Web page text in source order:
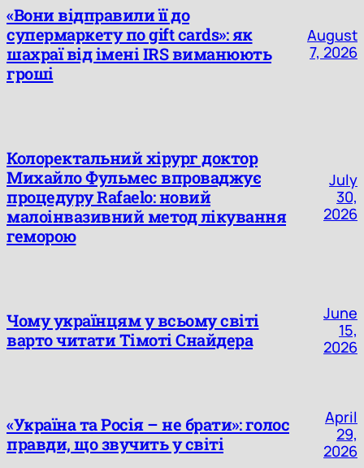
«Вони відправили її до
супермаркету по gift cards»: як
шахраї від імені IRS виманюють
гроші
August
7, 2026
Колоректальний хірург доктор
Михайло Фульмес впроваджує
процедуру Rafaelo: новий
малоінвазивний метод лікування
геморою
July
30,
2026
Чому українцям у всьому світі
варто читати Тімоті Снайдера
June
15,
2026
«Україна та Росія – не брати»: голос
правди, що звучить у світі
April
29,
2026